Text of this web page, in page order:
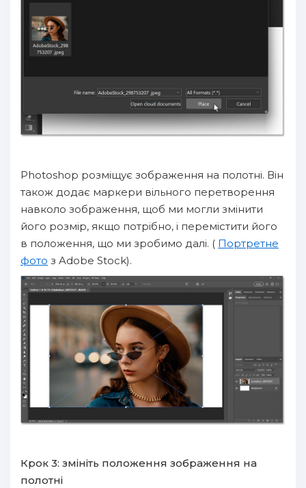
Photoshop розміщує зображення на полотні. Він
також додає маркери вільного перетворення
навколо зображення, щоб ми могли змінити
його розмір, якщо потрібно, і перемістити його
в положення, що ми зробимо далі. ( Портретне
фото з Adobe Stock).
Крок 3: змініть положення зображення на
полотні